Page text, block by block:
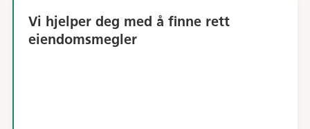
Vi hjelper deg med å finne rett
eiendomsmegler